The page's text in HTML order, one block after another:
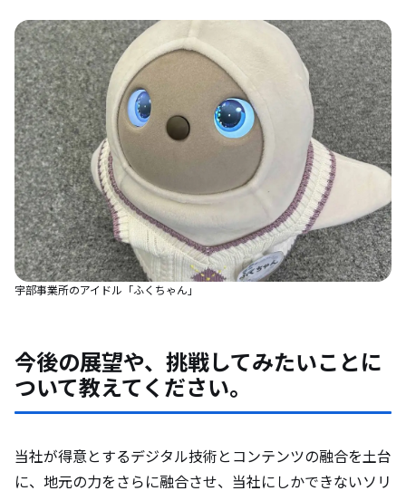
宇部事業所のアイドル「ふくちゃん」
今後の展望や、挑戦してみたいことに
ついて教えてください。
当社が得意とするデジタル技術とコンテンツの融合を土台
に、地元の力をさらに融合させ、当社にしかできないソリ